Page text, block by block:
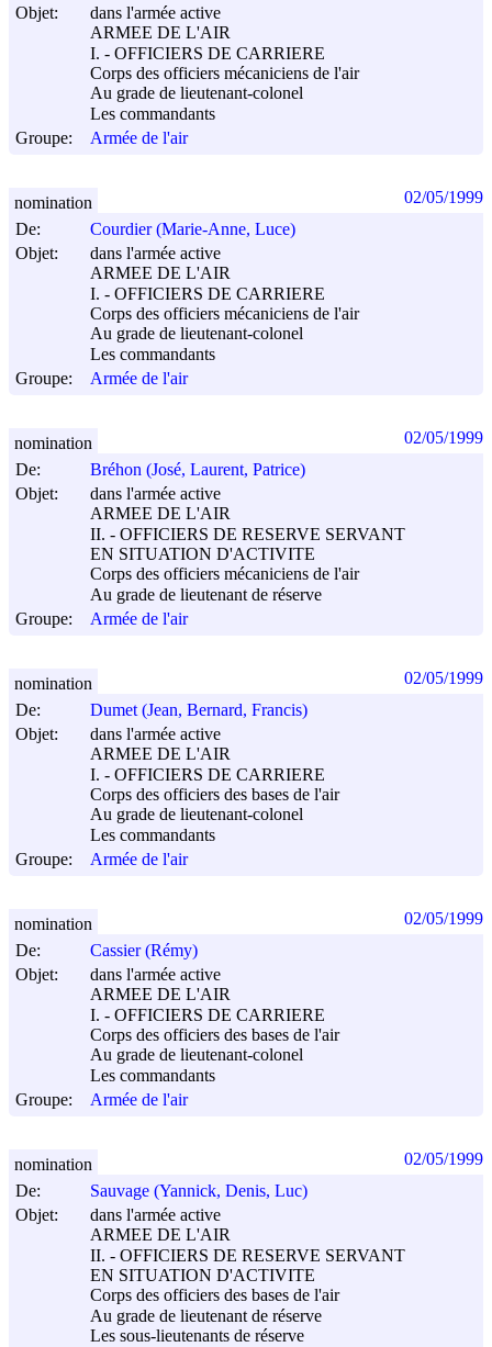
Objet:
dans l'armée active
ARMEE DE L'AIR
I. - OFFICIERS DE CARRIERE
Corps des officiers mécaniciens de l'air
Au grade de lieutenant-colonel
Les commandants
Groupe:
Armée de l'air
De:
Courdier (Marie-Anne, Luce)
Objet:
dans l'armée active
ARMEE DE L'AIR
I. - OFFICIERS DE CARRIERE
Corps des officiers mécaniciens de l'air
Au grade de lieutenant-colonel
Les commandants
Groupe:
Armée de l'air
nomination 02/05/1999
De:
Bréhon (José, Laurent, Patrice)
Objet:
dans l'armée active
ARMEE DE L'AIR
II. - OFFICIERS DE RESERVE SERVANT
EN SITUATION D'ACTIVITE
Corps des officiers mécaniciens de l'air
Au grade de lieutenant de réserve
Groupe:
Armée de l'air
nomination 02/05/1999
De:
Dumet (Jean, Bernard, Francis)
Objet:
dans l'armée active
ARMEE DE L'AIR
I. - OFFICIERS DE CARRIERE
Corps des officiers des bases de l'air
Au grade de lieutenant-colonel
Les commandants
Groupe:
Armée de l'air
nomination 02/05/1999
De:
Cassier (Rémy)
Objet:
dans l'armée active
ARMEE DE L'AIR
I. - OFFICIERS DE CARRIERE
Corps des officiers des bases de l'air
Au grade de lieutenant-colonel
Les commandants
Groupe:
Armée de l'air
nomination 02/05/1999
De:
Sauvage (Yannick, Denis, Luc)
Objet:
dans l'armée active
ARMEE DE L'AIR
II. - OFFICIERS DE RESERVE SERVANT
EN SITUATION D'ACTIVITE
Corps des officiers des bases de l'air
Au grade de lieutenant de réserve
Les sous-lieutenants de réserve
nomination 02/05/1999